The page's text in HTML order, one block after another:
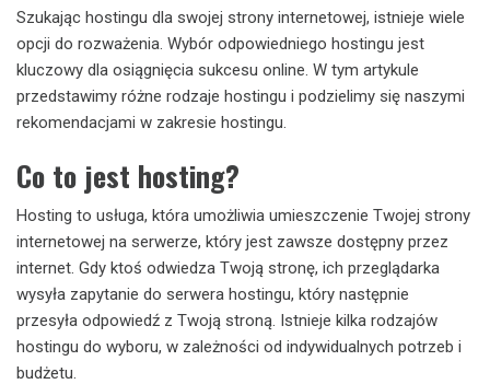
Szukając hostingu dla swojej strony internetowej, istnieje wiele
opcji do rozważenia. Wybór odpowiedniego hostingu jest
kluczowy dla osiągnięcia sukcesu online. W tym artykule
przedstawimy różne rodzaje hostingu i podzielimy się naszymi
rekomendacjami w zakresie hostingu.
Co to jest hosting?
Hosting to usługa, która umożliwia umieszczenie Twojej strony
internetowej na serwerze, który jest zawsze dostępny przez
internet. Gdy ktoś odwiedza Twoją stronę, ich przeglądarka
wysyła zapytanie do serwera hostingu, który następnie
przesyła odpowiedź z Twoją stroną. Istnieje kilka rodzajów
hostingu do wyboru, w zależności od indywidualnych potrzeb i
budżetu.